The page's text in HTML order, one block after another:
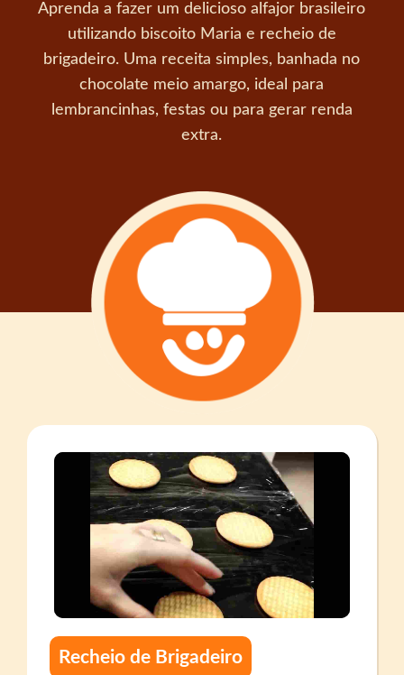
Aprenda a fazer um delicioso alfajor brasileiro
utilizando biscoito Maria e recheio de
brigadeiro. Uma receita simples, banhada no
chocolate meio amargo, ideal para
lembrancinhas, festas ou para gerar renda
extra.
Recheio de Brigadeiro